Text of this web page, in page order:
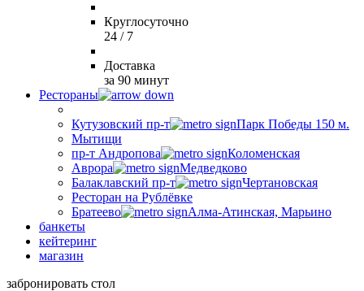
Круглосуточно
24 / 7
Доставка
за 90 минут
Рестораны
Кутузовский пр-т
Парк Победы 150 м.
Мытищи
пр-т Андропова
Коломенская
Аврора
Медведково
Балаклавский пр-т
Чертановская
Ресторан на Рублёвке
Братеево
Алма-Атинская, Марьино
банкеты
кейтеринг
магазин
забронировать стол